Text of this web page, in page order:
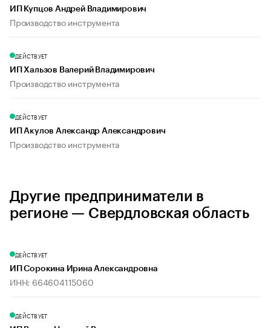
ИП Купцов Андрей Владимирович
Производство инструмента
ДЕЙСТВУЕТ
ИП Хальзов Валерий Владимирович
Производство инструмента
ДЕЙСТВУЕТ
ИП Акулов Александр Александрович
Производство инструмента
Другие предприниматели в
регионе — Свердловская область
ДЕЙСТВУЕТ
ИП Сорокина Ирина Александровна
ИНН: 664604115060
ДЕЙСТВУЕТ